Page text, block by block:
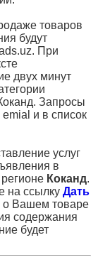
товаров
будут
При
двух минут
Запросы
и в список
услуг
в
Коканд.
на ссылку Дать
о Вашем товаре
содержания
будет